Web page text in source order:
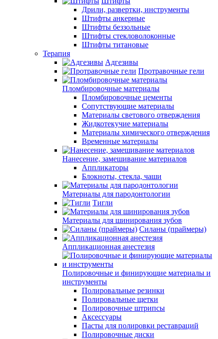
Дрили, развертки, инструменты
Штифты анкерные
Штифты беззольные
Штифты стекловолоконные
Штифты титановые
Терапия
Адгезивы
Протравочные гели
Пломбировочные материалы
Пломбировочные цементы
Сопутствующие материалы
Материалы светового отверждения
Жидкотекучие материалы
Материалы химического отверждения
Временные материалы
Нанесение, замешивание материалов
Аппликаторы
Блокноты, стекла, чаши
Материалы для пародонтологии
Тигли
Материалы для шинирования зубов
Силаны (праймеры)
Аппликационная анестезия
Полировочные и финирующие материалы и
инструменты
Полировальные резинки
Полировальные щетки
Полировочные штрипсы
Аксессуары
Пасты для полировки реставраций
Полировочные диски